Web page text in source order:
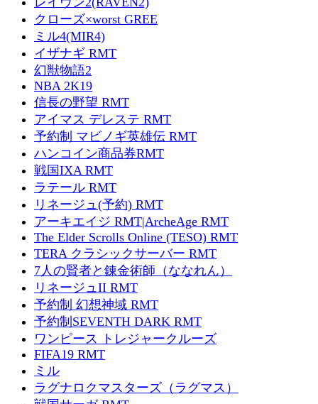
クローズ×worst GREE
ミル4(MIR4)
イザナギ RMT
幻獣物語2
NBA 2K19
信長の野望 RMT
アイマス デレステ RMT
予約制 マビノギ英雄伝 RMT
ハンコイン商品券RMT
戦国IXA RMT
ラテール RMT
リネージュ(予約) RMT
アーキエイジ RMT|ArcheAge RMT
The Elder Scrolls Online (TESO) RMT
TERA クラシックサーバー RMT
7人の賢者と錬金術師（ななれん）
リネージュII RMT
予約制 幻想神域 RMT
予約制SEVENTH DARK RMT
ワンピース トレジャークルーズ
FIFA19 RMT
ミル
ラグナロクマスターズ（ラグマス）